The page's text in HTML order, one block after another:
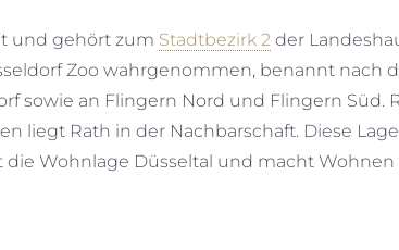
und gehört zum Stadtbezirk 2 der
Zoo wahrgenommen, benannt nach
sowie an Flingern Nord und Flingern Süd.
liegt Rath in der Nachbarschaft. Diese
Wohnlage Düsseltal und macht Wohnen